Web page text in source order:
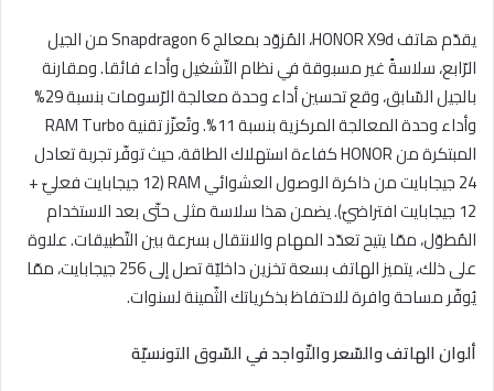
يقدّم هاتف HONOR X9d، المُزوّد ​​بمعالج Snapdragon 6 من الجيل
الرّابع، سلاسةً غير مسبوقة في نظام التّشغيل وأداء فائقا. ومقارنة
بالجيل السّابق، وقع تحسين أداء وحدة معالجة الرّسومات بنسبة 29%
وأداء وحدة المعالجة المركزية بنسبة 11%. وتُعزّز تقنية RAM Turbo
المبتكرة من HONOR كفاءة استهلاك الطاقة، حيث توفّر تجربة تعادل
24 جيجابايت من ذاكرة الوصول العشوائي RAM (12 جيجابايت فعليّ +
12 جيجابايت افتراضيّ). يضمن هذا سلاسة مثلى حتّى بعد الاستخدام
المُطوّل، ممّا يتيح تعدّد المهام والانتقال بسرعة بين التّطبيقات. علاوة
على ذلك، يتميز الهاتف بسعة تخزين داخليّة تصل إلى 256 جيجابايت، ممّا
يُوفّر مساحة وافرة للاحتفاظ بذكرياتك الثّمينة لسنوات.
ألوان الهاتف والسّعر والتّواجد في السّوق التونسيّة